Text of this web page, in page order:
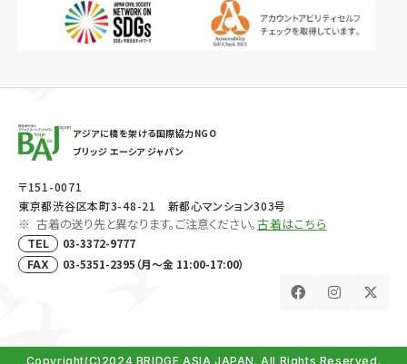
アジアに橋を架ける国際協力NGO
ブリッジ エーシア ジャパン
〒151-0071
東京都渋谷区本町3-48-21 新都心マンション303号
古着の送り先と異なります。ご注意ください。古着はこちら
TEL 03-3372-9777
FAX 03-5351-2395（月～金 11:00-17:00）
Copyright(C)2024 BRIDGE ASIA JAPAN. All Rights Reserved.